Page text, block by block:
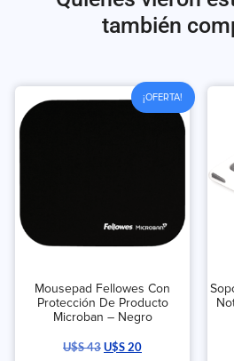
también
¡OFERTA!
Mousepad Fellowes Con
Protección De Producto
Microban – Negro
U$S43U$S20